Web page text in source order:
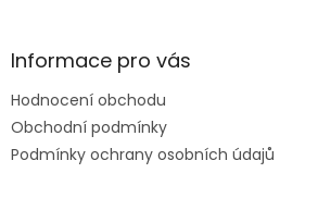
Informace pro vás
Hodnocení obchodu
Obchodní podmínky
Podmínky ochrany osobních údajů